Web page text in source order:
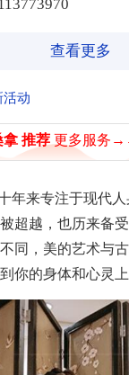
13773970
查看更多
活动
十年来专注于现代
超越，也历来备
不同，美的艺术与
你的身体和心灵上